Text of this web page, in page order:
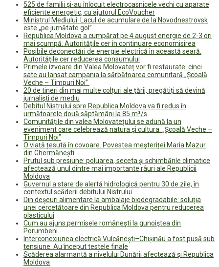
525 de familii și-au înlocuit electrocasnicele vechi cu aparate
eficiente energetic, cu ajutorul EcoVoucher
Ministrul Mediului: Lacul de acumulare de la Novodnestrovsk
este „pe jumătate gol”
Republica Moldova a cumpărat pe 4 august energie de 2-3 ori
mai scumpă. Autoritățile cer în continuare economisirea
Posibile deconectări de energie electrică în această seară.
Autoritățile cer reducerea consumului
Primele izvoare din Valea Molovateț vor fi restaurate: cinci
sate au lansat campania la sărbătoarea comunitară „Școală
Veche – Timpuri Noi”
20 de tineri din mai multe colțuri ale țării, pregătiți să devină
jurnaliști de mediu
Debitul Nistrului spre Republica Moldova va fi redus în
următoarele două săptămâni la 85 m³/s
Comunitățile din valea Molovatețului se adună la un
eveniment care celebrează natura și cultura: „Școală Veche –
Timpuri Noi”
O viață țesută în covoare. Povestea meșteriței Maria Mazur
din Ghermănești
Prutul sub presiune: poluarea, seceta și schimbările climatice
afectează unul dintre mai importante râuri ale Republicii
Moldova
Guvernul a stare de alertă hidrologică pentru 30 de zile, în
contextul scăderii debitului Nistrului
Din deșeuri alimentare la ambalaje biodegradabile: soluția
unei cercetătoare din Republica Moldova pentru reducerea
plasticului
Cum au ajuns permisele românești la gunoiștea din
Porumbeni
Interconexiunea electrică Vulcănești–Chișinău a fost pusă sub
tensiune. Au început testele finale
Scăderea alarmantă a nivelului Dunării afectează și Republica
Moldova